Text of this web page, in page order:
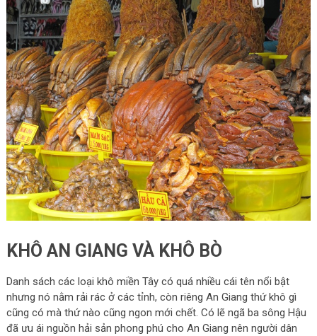
KHÔ AN GIANG VÀ KHÔ BÒ
Danh sách các loại khô miền Tây có quá nhiều cái tên nổi bật
nhưng nó nằm rải rác ở các tỉnh, còn riêng An Giang thứ khô gì
cũng có mà thứ nào cũng ngon mới chết. Có lẽ ngã ba sông Hậu
đã ưu ái nguồn hải sản phong phú cho An Giang nên người dân